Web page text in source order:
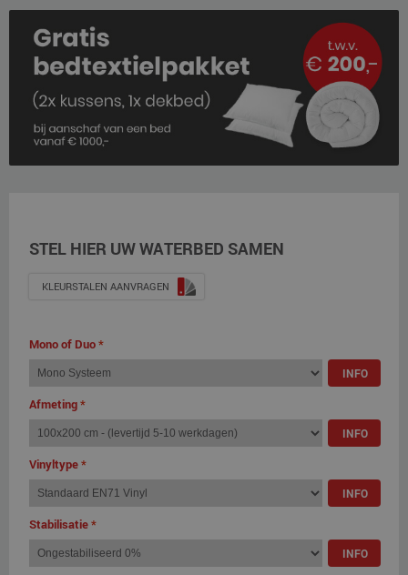
STEL HIER UW WATERBED SAMEN
KLEURSTALEN AANVRAGEN
Mono of Duo*
INFO
Afmeting*
INFO
Vinyltype*
INFO
Stabilisatie*
INFO